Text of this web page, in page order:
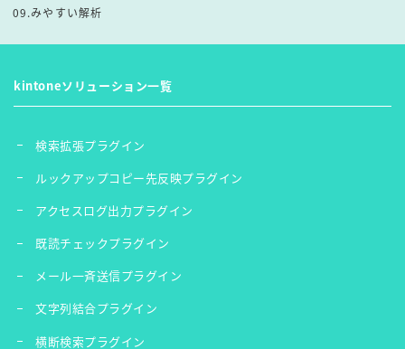
09.みやすい解析
kintoneソリューション一覧
検索拡張プラグイン
ルックアップコピー先反映プラグイン
アクセスログ出力プラグイン
既読チェックプラグイン
メール一斉送信プラグイン
文字列結合プラグイン
横断検索プラグイン